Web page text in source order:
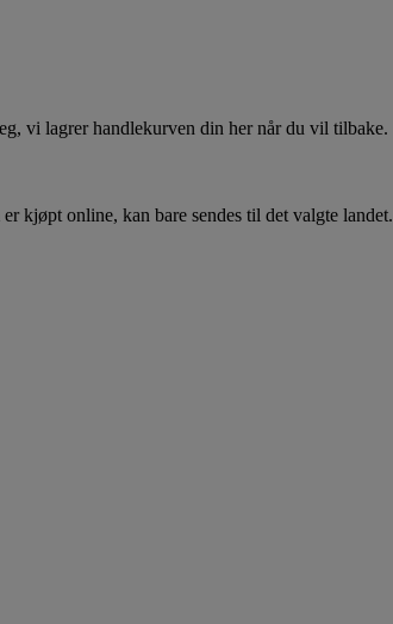
vi lagrer handlekurven din her når du vil tilbake.
kjøpt online, kan bare sendes til det valgte landet.